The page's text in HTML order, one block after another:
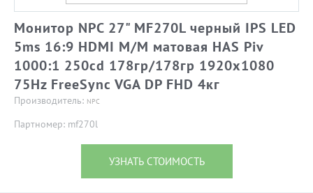
Монитор NPC 27" MF270L черный IPS LED
5ms 16:9 HDMI M/M матовая HAS Piv
1000:1 250cd 178гр/178гр 1920x1080
75Hz FreeSync VGA DP FHD 4кг
Производитель: NPC
Партномер: mf270l
УЗНАТЬ СТОИМОСТЬ